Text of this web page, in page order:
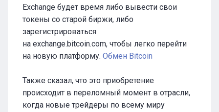
Exchange будет время либо вывести свои
токены со старой биржи, либо
зарегистрироваться
на exchange.bitcoin.com, чтобы легко перейти
на новую платформу. Обмен Bitcoin
Также сказал, что это приобретение
происходит в переломный момент в отрасли,
когда новые трейдеры по всему миру